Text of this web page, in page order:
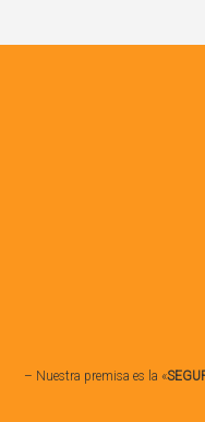
– Nuestra premisa es la «